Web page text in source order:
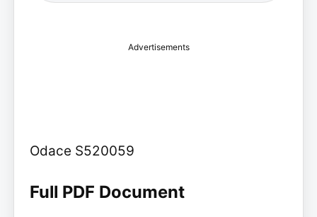
Advertisements
Odace S520059
Full PDF Document